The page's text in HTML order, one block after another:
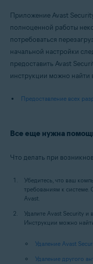
Приложение Avast
полноценной работы
потребоваться
начальной настройки
предоставить Avast
инструкции можно найти
Предоставление всех
Все еще нужна
Что делать при
Убедитесь, что ваш
требованиям к
Avast.
Удалите Avast Security и
Инструкции можно
Удаление Avast
Удаление другого